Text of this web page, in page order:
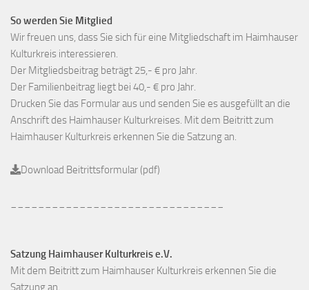
So werden Sie Mitglied
Wir freuen uns, dass Sie sich für eine Mitgliedschaft im Haimhauser
Kulturkreis interessieren.
Der Mitgliedsbeitrag beträgt 25,- € pro Jahr.
Der Familienbeitrag liegt bei 40,- € pro Jahr.
Drucken Sie das Formular aus und senden Sie es ausgefüllt an die
Anschrift des Haimhauser Kulturkreises. Mit dem Beitritt zum
Haimhauser Kulturkreis erkennen Sie die Satzung an.
Download Beitrittsformular (pdf)
Satzung Haimhauser Kulturkreis e.V.
Mit dem Beitritt zum Haimhauser Kulturkreis erkennen Sie die
Satzung an.